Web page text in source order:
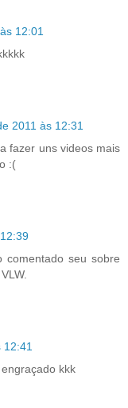
12:01
2011 às 12:31
fazer uns videos mais
:(
comentado seu sobre
12:41
kkk